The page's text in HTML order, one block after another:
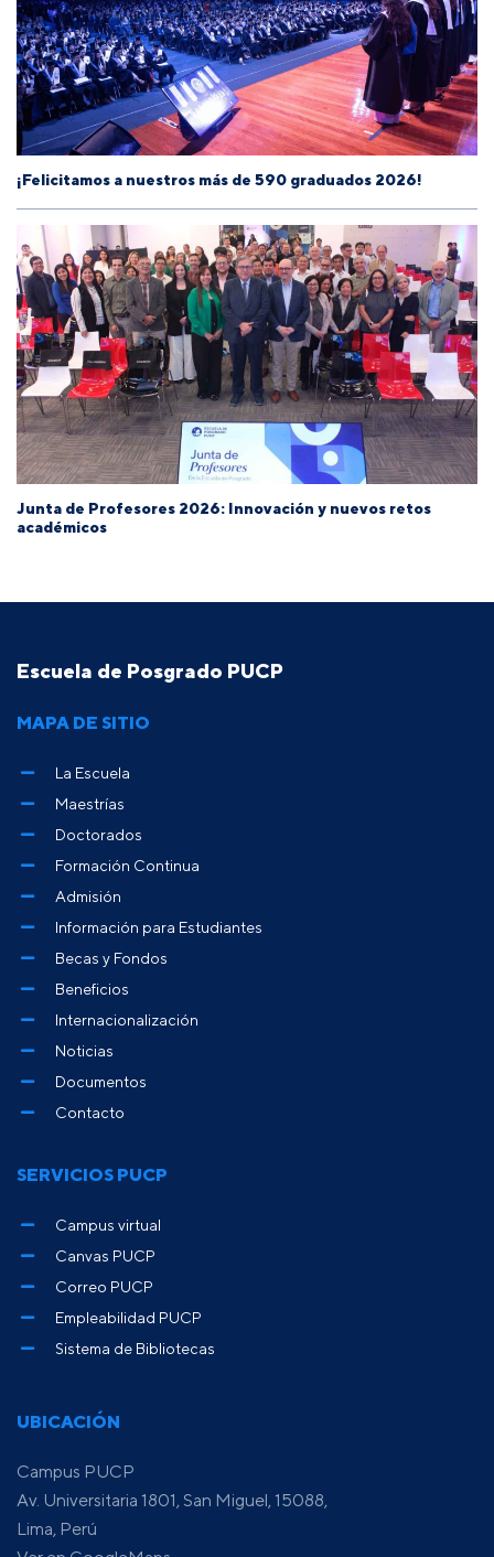
¡Felicitamos a nuestros más de 590 graduados 2026!
Junta de Profesores 2026: Innovación y nuevos retos
académicos
Escuela de Posgrado PUCP
UBICACIÓN
Campus PUCP
Av. Universitaria 1801, San Miguel, 15088,
Lima, Perú
MAPA DE SITIO
La Escuela
Maestrías
Doctorados
Formación Continua
Admisión
Información para Estudiantes
Becas y Fondos
Beneficios
Internacionalización
Noticias
Documentos
Contacto
SERVICIOS PUCP
Campus virtual
Canvas PUCP
Correo PUCP
Empleabilidad PUCP
Sistema de Bibliotecas